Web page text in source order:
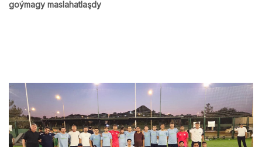
goýmagy maslahatlaşdy